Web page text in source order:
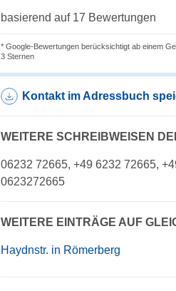
basierend auf 17 Bewertungen
* Google-Bewertungen berücksichtigt ab einem
3 Sternen
Kontakt im Adressbuch
WEITERE SCHREIBWEISEN
06232 72665, +49 6232 72665,
0623272665
WEITERE EINTRÄGE AUF
Haydnstr. in Römerberg